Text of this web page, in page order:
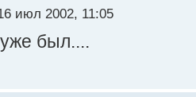
июл 2002, 11:05
уже был....